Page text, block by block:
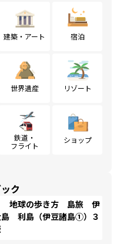
建築・アート 宿泊
世界遺産 リゾート
鉄道・
フライト
ショップ
ク
地球の歩き方 島旅 伊
島 利島（伊豆諸島①）３